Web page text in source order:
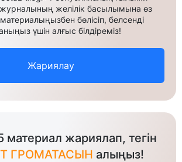
журналының желілік басылымына өз
бөлісіп, белсенді
үшін алғыс білдіреміз!
Жариялау
материал жариялап, тегін
ГРОМАТАСЫН алыңыз!